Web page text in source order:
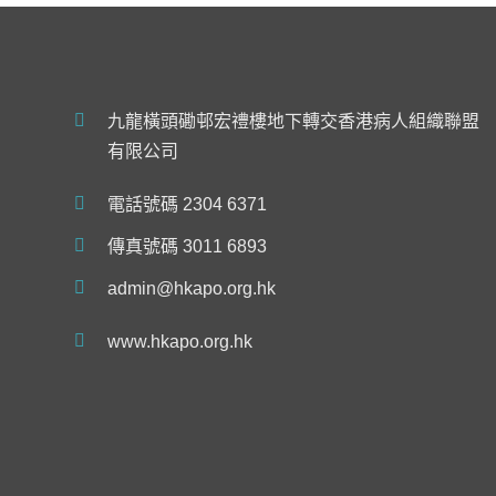
九龍橫頭磡邨宏禮樓地下轉交香港病人組織聯盟
有限公司
電話號碼 2304 6371
傳真號碼 3011 6893
admin@hkapo.org.hk
www.hkapo.org.hk